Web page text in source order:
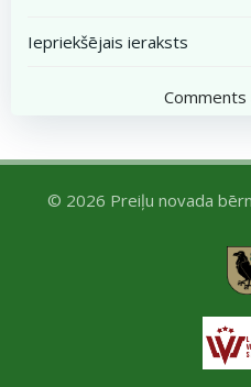
Post
navigation
Iepriekšējais ieraksts
© 2026 Preiļu novada